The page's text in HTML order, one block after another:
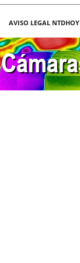
AVISO LEGAL NTDHOY